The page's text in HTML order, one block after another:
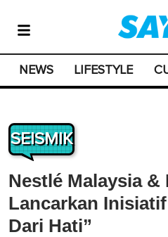
NEWS LIFESTYLE
SEISMIK
Nestlé Malaysia &
Lancarkan
Dari Hati”